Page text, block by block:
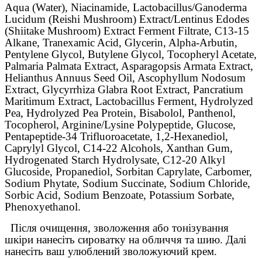
Aqua (Water), Niacinamide, Lactobacillus/Ganoderma
Lucidum (Reishi Mushroom) Extract/Lentinus Edodes
(Shiitake Mushroom) Extract Ferment Filtrate, C13-15
Alkane, Tranexamic Acid, Glycerin, Alpha-Arbutin,
Pentylene Glycol, Butylene Glycol, Tocopheryl Acetate,
Palmaria Palmata Extract, Asparagopsis Armata Extract,
Helianthus Annuus Seed Oil, Ascophyllum Nodosum
Extract, Glycyrrhiza Glabra Root Extract, Pancratium
Maritimum Extract, Lactobacillus Ferment, Hydrolyzed
Pea, Hydrolyzed Pea Protein, Bisabolol, Panthenol,
Tocopherol, Arginine/Lysine Polypeptide, Glucose,
Pentapeptide-34 Trifluoroacetate, 1,2-Hexanediol,
Caprylyl Glycol, C14-22 Alcohols, Xanthan Gum,
Hydrogenated Starch Hydrolysate, C12-20 Alkyl
Glucoside, Propanediol, Sorbitan Caprylate, Carbomer,
Sodium Phytate, Sodium Succinate, Sodium Chloride,
Sorbic Acid, Sodium Benzoate, Potassium Sorbate,
Phenoxyethanol.
Після очищення, зволоження або тонізування
шкіри нанесіть сироватку на обличчя та шию. Далі
нанесіть ваш улюблений зволожуючий крем.